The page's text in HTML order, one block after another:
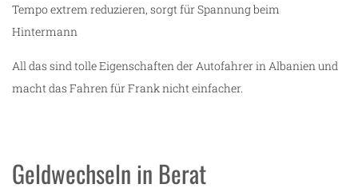
Tempo extrem reduzieren, sorgt für Spannung beim
Hintermann
All das sind tolle Eigenschaften der Autofahrer in Albanien und
macht das Fahren für Frank nicht einfacher.
Geldwechseln in Berat